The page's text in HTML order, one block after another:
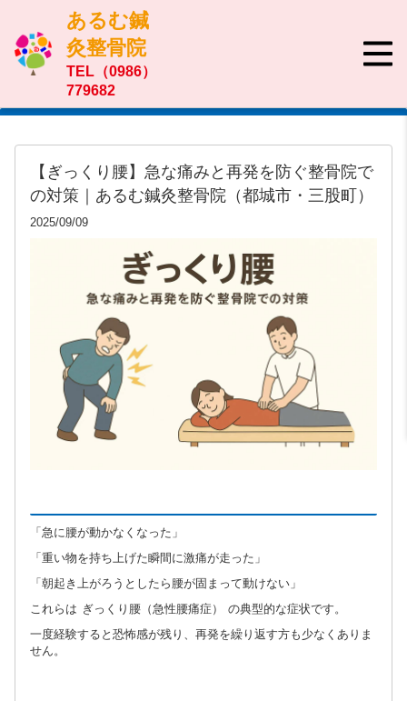
あるむ鍼
灸整骨院
TEL（0986）
779682
【ぎっくり腰】急な痛みと再発を防ぐ整骨院で
の対策｜あるむ鍼灸整骨院（都城市・三股町）
2025/09/09
「急に腰が動かなくなった」
「重い物を持ち上げた瞬間に激痛が走った」
「朝起き上がろうとしたら腰が固まって動けない」
これらは ぎっくり腰（急性腰痛症） の典型的な症状です。
一度経験すると恐怖感が残り、再発を繰り返す方も少なくありま
せん。